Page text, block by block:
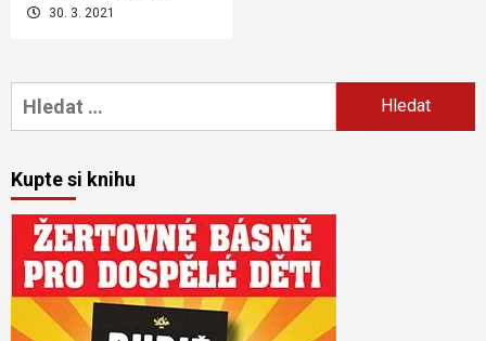
30. 3. 2021
Vyhledávání
Kupte si knihu